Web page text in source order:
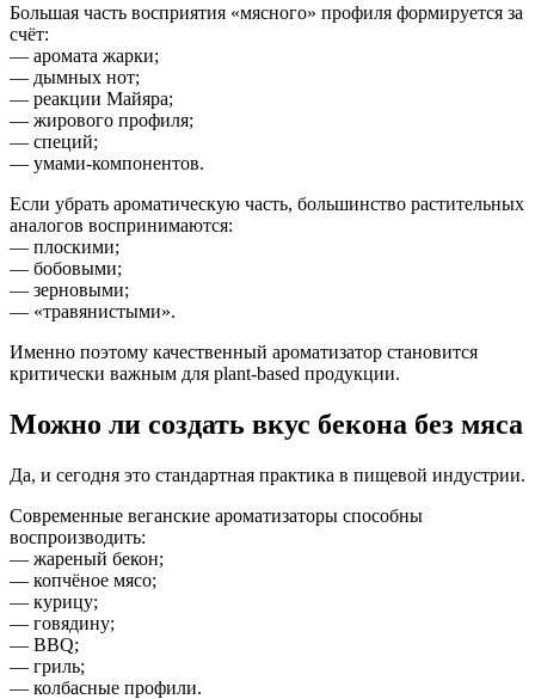
Большая часть восприятия «мясного» профиля формируется за
счёт:
— аромата жарки;
— дымных нот;
— реакции Майяра;
— жирового профиля;
— специй;
— умами-компонентов.
Если убрать ароматическую часть, большинство растительных
аналогов воспринимаются:
— плоскими;
— бобовыми;
— зерновыми;
— «травянистыми».
Именно поэтому качественный ароматизатор становится
критически важным для plant-based продукции.
Можно ли создать вкус бекона без мяса
Да, и сегодня это стандартная практика в пищевой индустрии.
Современные веганские ароматизаторы способны
воспроизводить:
— жареный бекон;
— копчёное мясо;
— курицу;
— говядину;
— BBQ;
— гриль;
— колбасные профили.